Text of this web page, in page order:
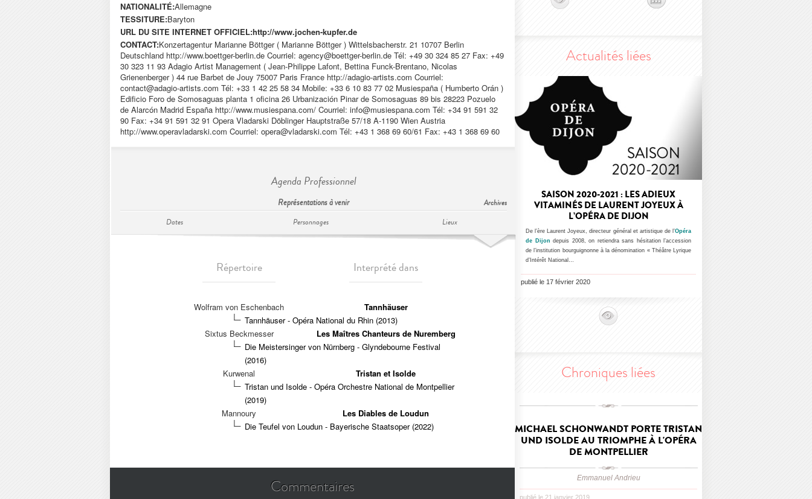
NATIONALITÉ:Allemagne
TESSITURE:Baryton
URL DU SITE INTERNET OFFICIEL:http://www.jochen-kupfer.de
CONTACT:Konzertagentur Marianne Böttger ( Marianne Böttger ) Wittelsbacherstr. 21 10707 Berlin
Deutschland http://www.boettger-berlin.de Courriel: agency@boettger-berlin.de Tél: +49 30 324 85 27 Fax: +49
30 323 11 93 Adagio Artist Management ( Jean-Philippe Lafont, Bettina Funck-Brentano, Nicolas
Grienenberger ) 44 rue Barbet de Jouy 75007 Paris France http://adagio-artists.com Courriel:
contact@adagio-artists.com Tél: +33 1 42 25 58 34 Mobile: +33 6 10 83 77 02 Musiespaña ( Humberto Orán )
Edificio Foro de Somosaguas planta 1 oficina 26 Urbanización Pinar de Somosaguas 89 bis 28223 Pozuelo
de Alarcón Madrid España http://www.musiespana.com/ Courriel: info@musiespana.com Tél: +34 91 591 32
90 Fax: +34 91 591 32 91 Opera Vladarski Döblinger Hauptstraße 57/18 A-1190 Wien Austria
http://www.operavladarski.com Courriel: opera@vladarski.com Tél: +43 1 368 69 60/61 Fax: +43 1 368 69 60
Agenda Professionnel
Représentations à venir Archives
Dates Personnages Lieux
Répertoire Interprété dans
Wolfram von Eschenbach
Tannhäuser
Tannhäuser - Opéra National du Rhin (2013)
Sixtus Beckmesser
Les Maîtres Chanteurs de Nuremberg
Die Meistersinger von Nürnberg - Glyndebourne Festival
(2016)
Kurwenal
Tristan et Isolde
Tristan und Isolde - Opéra Orchestre National de Montpellier
(2019)
Mannoury
Les Diables de Loudun
Die Teufel von Loudun - Bayerische Staatsoper (2022)
Commentaires
Actualités liées
SAISON 2020-2021 : LES ADIEUX
VITAMINÉS DE LAURENT JOYEUX À
L’OPÉRA DE DIJON
De l’ère Laurent Joyeux, directeur général et artistique de l’Opéra
de Dijon depuis 2008, on retiendra sans hésitation l’accession
de l’institution bourguignonne à la dénomination « Théâtre Lyrique
d’Intérêt National…
publié le 17 février 2020
Chroniques liées
MICHAEL SCHONWANDT PORTE TRISTAN
UND ISOLDE AU TRIOMPHE À L'OPÉRA
DE MONTPELLIER
Emmanuel Andrieu
publié le 21 janvier 2019